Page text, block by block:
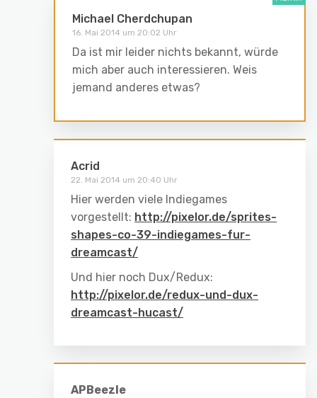
Michael Cherdchupan
16. Mai 2014 um 20:02 Uhr
Da ist mir leider nichts bekannt, würde
mich aber auch interessieren. Weis
jemand anderes etwas?
Acrid
22. Mai 2014 um 20:40 Uhr
Hier werden viele Indiegames
vorgestellt: http://pixelor.de/sprites-
shapes-co-39-indiegames-fur-
dreamcast/
Und hier noch Dux/Redux:
http://pixelor.de/redux-und-dux-
dreamcast-hucast/
APBeezle